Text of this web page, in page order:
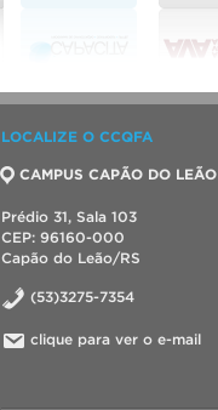
LOCALIZE O CCQFA
CAMPUS CAPÃO DO LEÃO
Prédio 31, Sala 103
CEP: 96160-000
Capão do Leão/RS
(53)3275-7354
clique para ver o e-mail